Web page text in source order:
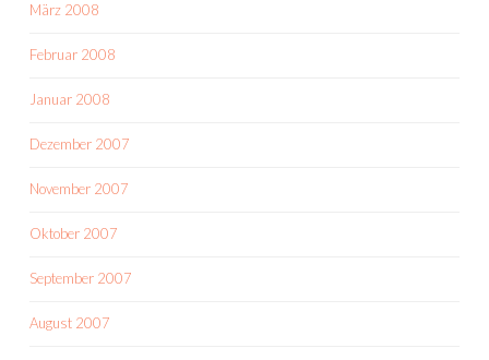
März 2008
Februar 2008
Januar 2008
Dezember 2007
November 2007
Oktober 2007
September 2007
August 2007